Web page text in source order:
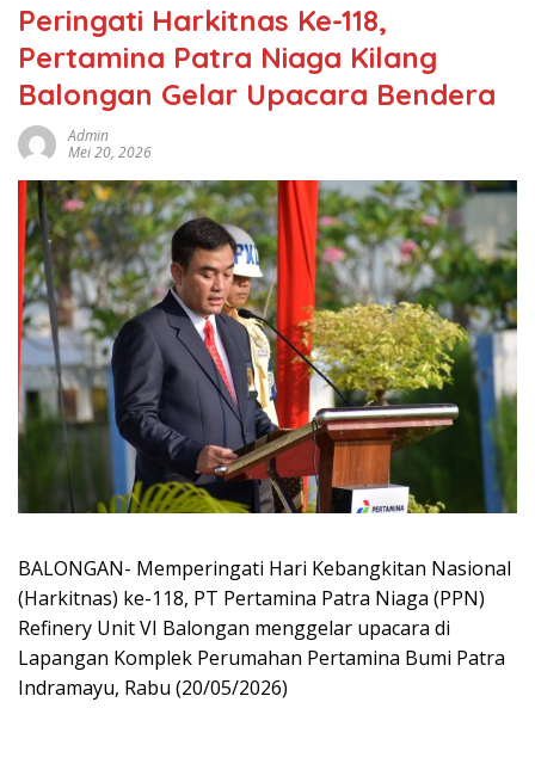
Peringati Harkitnas Ke-118,
Pertamina Patra Niaga Kilang
Balongan Gelar Upacara Bendera
Admin
Mei 20, 2026
BALONGAN- Memperingati Hari Kebangkitan Nasional
(Harkitnas) ke-118, PT Pertamina Patra Niaga (PPN)
Refinery Unit VI Balongan menggelar upacara di
Lapangan Komplek Perumahan Pertamina Bumi Patra
Indramayu, Rabu (20/05/2026)